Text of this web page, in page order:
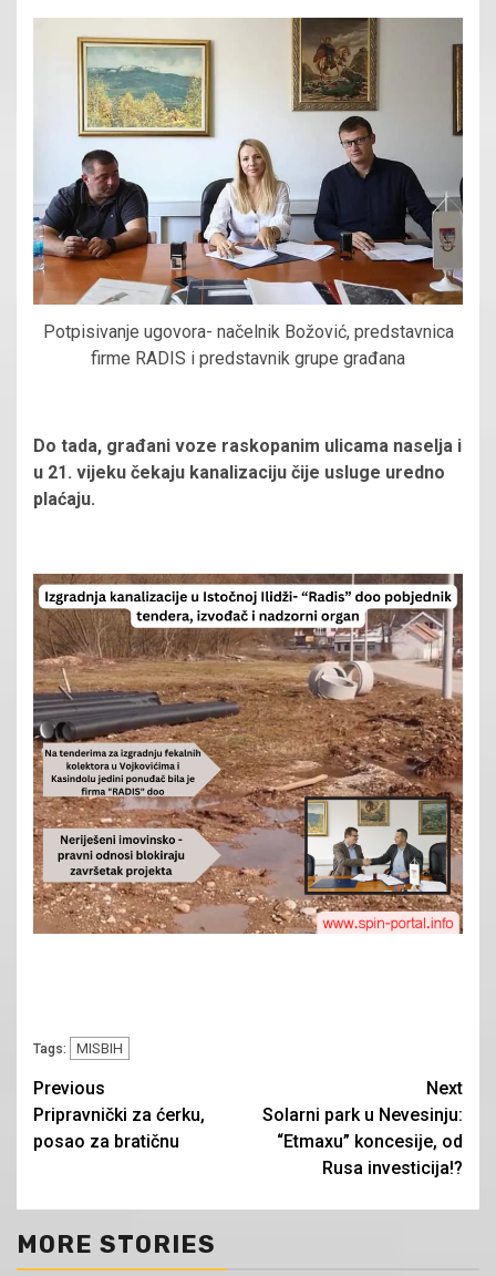
Potpisivanje ugovora- načelnik Božović, predstavnica
firme RADIS i predstavnik grupe građana
Do tada, građani voze raskopanim ulicama naselja i
u 21. vijeku čekaju kanalizaciju čije usluge uredno
plaćaju.
Tags: MISBIH
Continue
Reading
Previous
Pripravnički za ćerku,
posao za bratičnu
Next
Solarni park u Nevesinju:
“Etmaxu” koncesije, od
Rusa investicija!?
MORE STORIES